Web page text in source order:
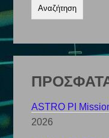
ASTRO PI
2026